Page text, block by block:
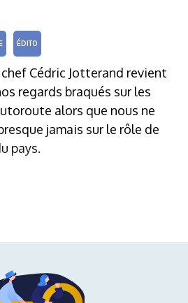
ÉDITO
Cédric Jotterand revient
regards braqués sur les
alors que nous ne
jamais sur le rôle de
pays.